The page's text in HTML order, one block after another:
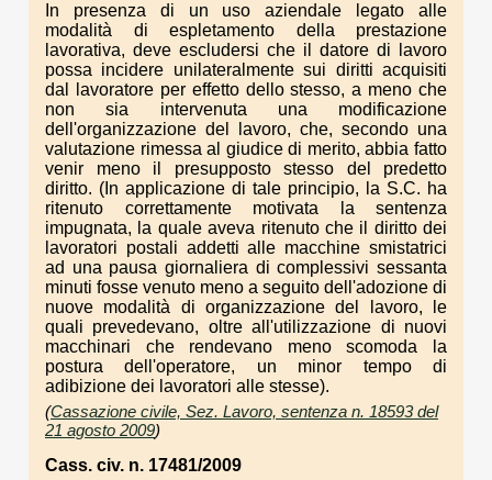
In presenza di un uso aziendale legato alle
modalità di espletamento della prestazione
lavorativa, deve escludersi che il datore di lavoro
possa incidere unilateralmente sui diritti acquisiti
dal lavoratore per effetto dello stesso, a meno che
non sia intervenuta una modificazione
dell'organizzazione del lavoro, che, secondo una
valutazione rimessa al giudice di merito, abbia fatto
venir meno il presupposto stesso del predetto
diritto. (In applicazione di tale principio, la S.C. ha
ritenuto correttamente motivata la sentenza
impugnata, la quale aveva ritenuto che il diritto dei
lavoratori postali addetti alle macchine smistatrici
ad una pausa giornaliera di complessivi sessanta
minuti fosse venuto meno a seguito dell'adozione di
nuove modalità di organizzazione del lavoro, le
quali prevedevano, oltre all'utilizzazione di nuovi
macchinari che rendevano meno scomoda la
postura dell'operatore, un minor tempo di
adibizione dei lavoratori alle stesse).
(Cassazione civile, Sez. Lavoro, sentenza n. 18593 del
21 agosto 2009)
Cass. civ. n. 17481/2009